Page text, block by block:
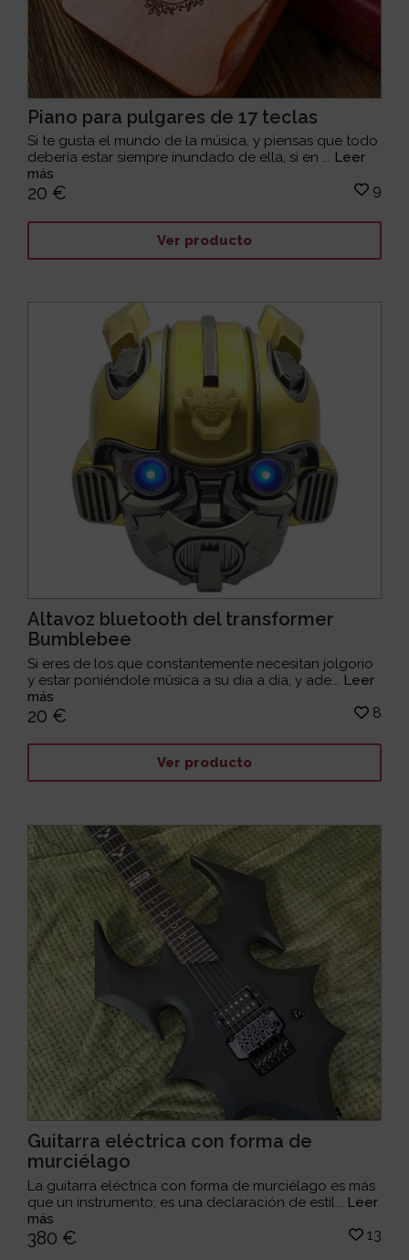
Piano para pulgares de 17 teclas
Si te gusta el mundo de la música, y piensas que todo
debería estar siempre inundado de ella, si en ... Leer
más
20 € 9
Ver producto
Altavoz bluetooth del transformer
Bumblebee
Si eres de los que constantemente necesitan jolgorio
y estar poniéndole música a su día a día, y ade... Leer
más
20 € 8
Ver producto
Guitarra eléctrica con forma de
murciélago
La guitarra eléctrica con forma de murciélago es más
que un instrumento; es una declaración de estil... Leer
más
380 € 13